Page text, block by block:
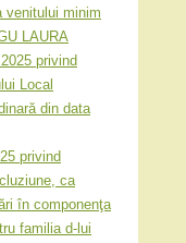
venitului minim
LAURA
privind
Local
din data
privind
ca
în componenţa
familia d-lui